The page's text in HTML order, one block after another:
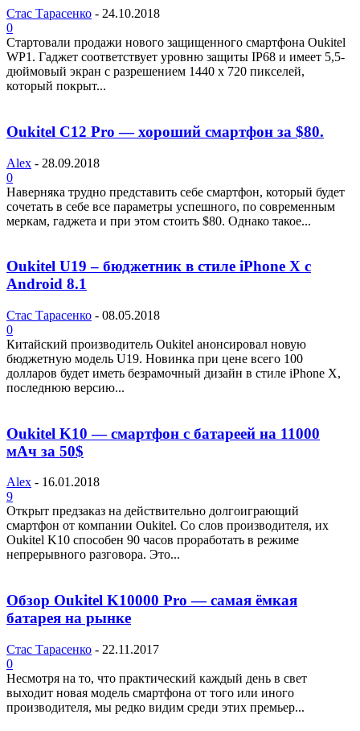
Стас Тарасенко - 24.10.2018
0
Стартовали продажи нового защищенного смартфона Oukitel
WP1. Гаджет соответствует уровню защиты IP68 и имеет 5,5-
дюймовый экран с разрешением 1440 x 720 пикселей,
который покрыт...
Oukitel C12 Pro — хороший смартфон за $80.
Alex - 28.09.2018
0
Наверняка трудно представить себе смартфон, который будет
сочетать в себе все параметры успешного, по современным
меркам, гаджета и при этом стоить $80. Однако такое...
Oukitel U19 – бюджетник в стиле iPhone X с
Android 8.1
Стас Тарасенко - 08.05.2018
0
Китайский производитель Oukitel анонсировал новую
бюджетную модель U19. Новинка при цене всего 100
долларов будет иметь безрамочный дизайн в стиле iPhone X,
последнюю версию...
Oukitel K10 — смартфон с батареей на 11000
мАч за 50$
Alex - 16.01.2018
9
Открыт предзаказ на действительно долгоиграющий
смартфон от компании Oukitel. Со слов производителя, их
Oukitel K10 способен 90 часов проработать в режиме
непрерывного разговора. Это...
Обзор Oukitel K10000 Pro — самая ёмкая
батарея на рынке
Стас Тарасенко - 22.11.2017
0
Несмотря на то, что практический каждый день в свет
выходит новая модель смартфона от того или иного
производителя, мы редко видим среди этих премьер...